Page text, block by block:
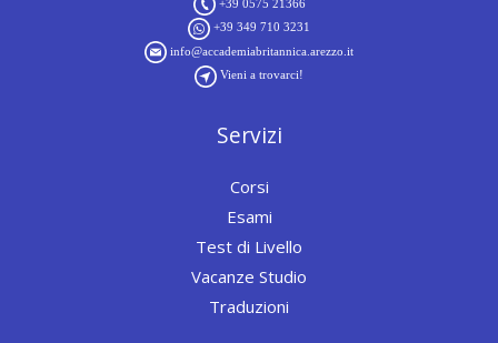
+39 0575 21366
+39 349 710 3231
info@accademiabritannica.arezzo.it
Vieni a trovarci!
Servizi
Corsi
Esami
Test di Livello
Vacanze Studio
Traduzioni